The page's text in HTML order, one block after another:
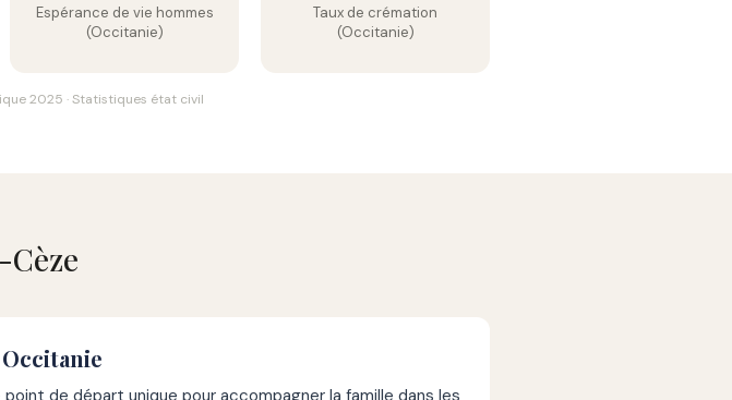
Espérance de vie hommes
(Occitanie)
Taux de crémation
(Occitanie)
2025 · Statistiques état civil
de départ unique pour accompagner la famille dans les